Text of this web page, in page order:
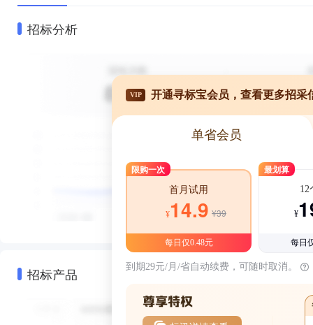
招标分析
招标产品
VIP 开通寻标宝会员，查看更多招采
单省会员
限购一次
首月试用
¥14.9 ¥39
每日仅0.48元
最划算
12
¥
每日
到期29元/月/省自动续费，可随时取消。